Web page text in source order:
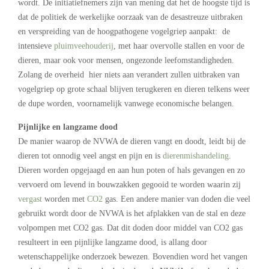
wordt. De initiatiefnemers zijn van mening dat het de hoogste tijd is
dat de politiek de werkelijke oorzaak van de desastreuze uitbraken
en verspreiding van de hoogpathogene vogelgriep aanpakt: de
intensieve pluimveehouderij , met haar overvolle stallen en voor de
dieren, maar ook voor mensen, ongezonde leefomstandigheden.
Zolang de overheid hier niets aan verandert zullen uitbraken van
vogelgriep op grote schaal blijven terugkeren en dieren telkens weer
de dupe worden, voornamelijk vanwege economische belangen.
Pijnlijke en langzame dood
De manier waarop de NVWA de dieren vangt en doodt, leidt bij de
dieren tot onnodig veel angst en pijn en is dierenmishandeling
Dieren worden opgejaagd en aan hun poten of hals gevangen en zo
vervoerd om levend in bouwzakken gegooid te worden waarin zij
vergast worden met CO2 gas. Een andere manier van doden die veel
gebruikt wordt door de NVWA is het afplakken van de stal en deze
volpompen met CO2 gas. Dat dit doden door middel van CO2 gas
resulteert in een pijnlijke langzame dood, is allang door
wetenschappelijke onderzoek bewezen. Bovendien word het vangen